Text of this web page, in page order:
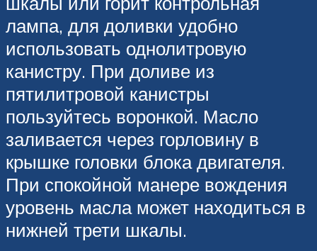
лампа, для доливки удобно
использовать однолитровую
канистру. При доливе из
пятилитровой канистры
пользуйтесь воронкой. Масло
заливается через горловину в
крышке головки блока двигателя.
При спокойной манере вождения
уровень масла может находиться в
нижней трети шкалы.